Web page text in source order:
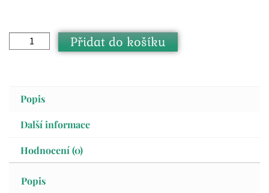
Přidat do košíku
Popis
Další informace
Hodnocení (0)
Popis